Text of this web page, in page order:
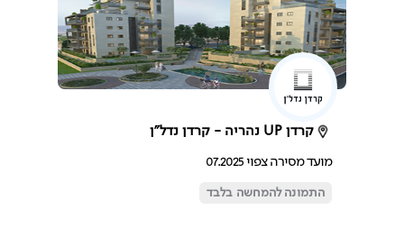
קרדן UP נהריה - קרדן נדל"ן
מועד מסירה צפוי 07.2025
התמונה להמחשה בלבד